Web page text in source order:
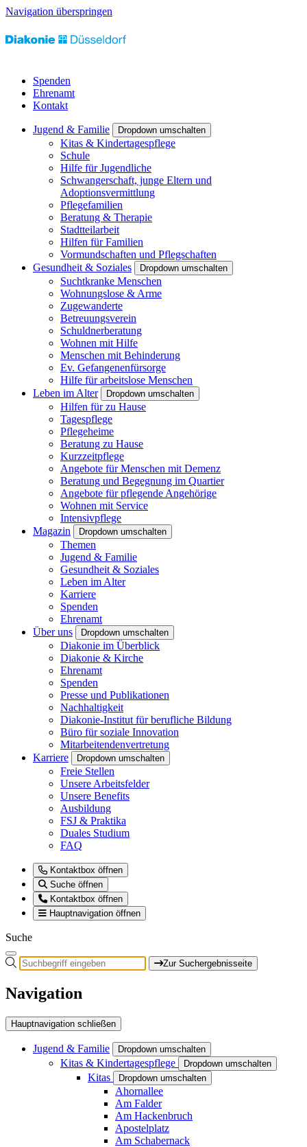
Navigation überspringen
Spenden
Ehrenamt
Kontakt
Jugend & Familie Dropdown umschalten
Kitas & Kindertagespflege
Schule
Hilfe für Jugendliche
Schwangerschaft, junge Eltern und
Adoptionsvermittlung
Pflegefamilien
Beratung & Therapie
Stadtteilarbeit
Hilfen für Familien
Vormundschaften und Pflegschaften
Gesundheit & Soziales
Dropdown umschalten
Suchtkranke Menschen
Wohnungslose & Arme
Zugewanderte
Betreuungsverein
Schuldnerberatung
Wohnen mit Hilfe
Menschen mit Behinderung
Ev. Gefangenenfürsorge
Hilfe für arbeitslose Menschen
Leben im Alter
Dropdown umschalten
Hilfen für zu Hause
Tagespflege
Pflegeheime
Beratung zu Hause
Kurzzeitpflege
Angebote für Menschen mit Demenz
Beratung und Begegnung im Quartier
Angebote für pflegende Angehörige
Wohnen mit Service
Intensivpflege
Magazin
Dropdown umschalten
Themen
Jugend & Familie
Gesundheit & Soziales
Leben im Alter
Karriere
Spenden
Ehrenamt
Über uns
Dropdown umschalten
Diakonie im Überblick
Diakonie & Kirche
Ehrenamt
Spenden
Presse und Publikationen
Nachhaltigkeit
Diakonie-Institut für berufliche Bildung
Büro für soziale Innovation
Mitarbeitendenvertretung
Karriere
Dropdown umschalten
Freie Stellen
Unsere Arbeitsfelder
Unsere Benefits
Ausbildung
FSJ & Praktika
Duales Studium
FAQ
Kontaktbox öffnen
Suche öffnen
Kontaktbox öffnen
Hauptnavigation öffnen
Suche
Zur Suchergebnisseite
Navigation
Hauptnavigation schließen
Jugend & Familie Dropdown umschalten
Kitas & Kindertagespflege Dropdown umschalten
Kitas Dropdown umschalten
Ahornallee
Am Falder
Am Hackenbruch
Apostelplatz
Am Schabernack